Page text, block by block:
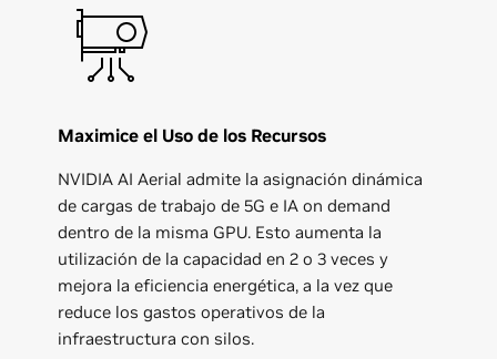
Maximice el Uso de los Recursos
NVIDIA AI Aerial admite la asignación dinámica
de cargas de trabajo de 5G e IA on demand
dentro de la misma GPU. Esto aumenta la
utilización de la capacidad en 2 o 3 veces y
mejora la eficiencia energética, a la vez que
reduce los gastos operativos de la
infraestructura con silos.